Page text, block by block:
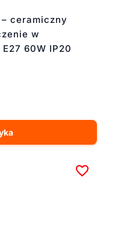
– ceramiczny
w
60W IP20